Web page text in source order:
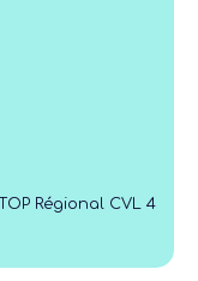
Régional CVL 4